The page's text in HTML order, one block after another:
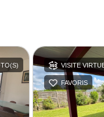
VISITE
FAVORIS